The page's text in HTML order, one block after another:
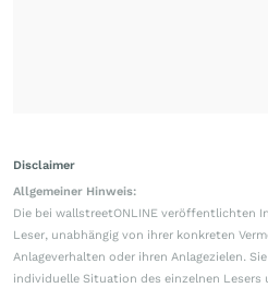
Disclaimer
Allgemeiner Hinweis:
Die bei wallstreetONLINE veröffentlichten
Leser, unabhängig von ihrer konkreten
Anlageverhalten oder ihren Anlagezielen.
individuelle Situation des einzelnen Lesers